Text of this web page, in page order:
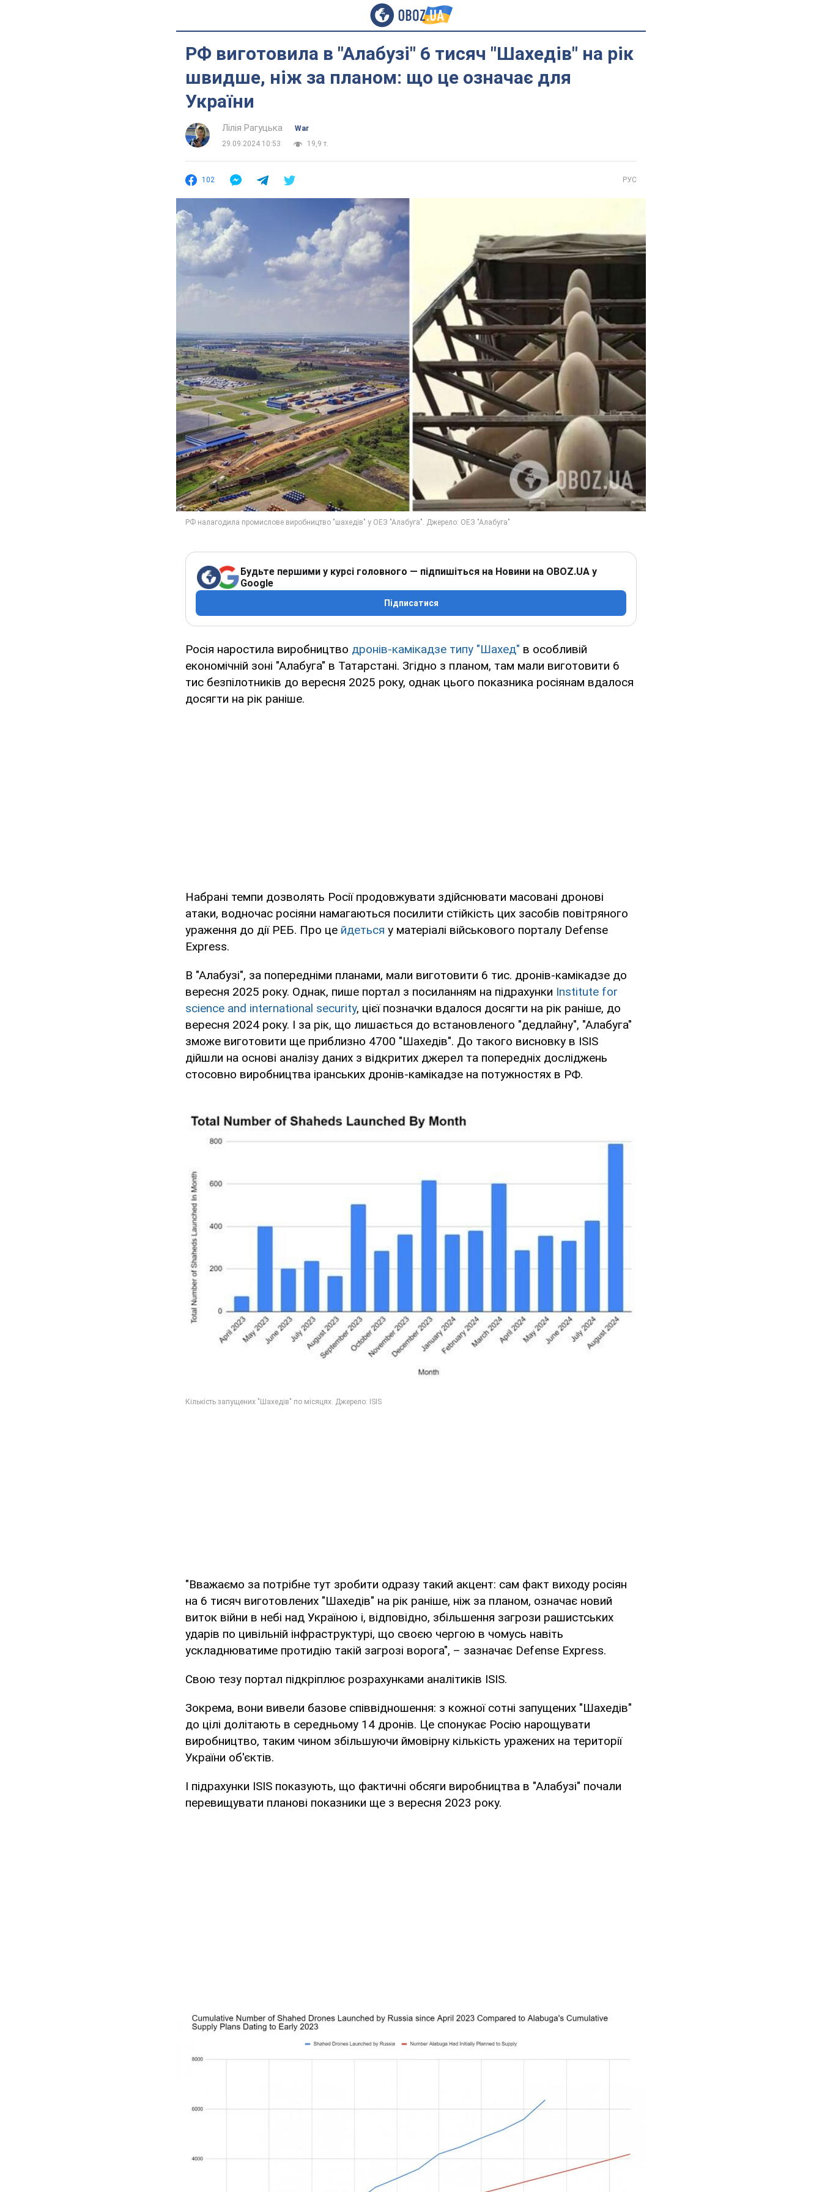
РФ виготовила в "Алабузі" 6 тисяч "Шахедів" на рік
швидше, ніж за планом: що це означає для
України
Лілія Рагуцька
War
29.09.2024 10:53
19,9 т.
102 РУС
Будьте першими у курсі головного — підпишіться на Новини на OBOZ.UA у
Google
Підписатися
Росія наростила виробництво дронів-камікадзе типу "Шахед" в особливій
економічній зоні "Алабуга" в Татарстані. Згідно з планом, там мали виготовити 6
тис безпілотників до вересня 2025 року, однак цього показника росіянам вдалося
досягти на рік раніше.
Набрані темпи дозволять Росії продовжувати здійснювати масовані дронові
атаки, водночас росіяни намагаються посилити стійкість цих засобів повітряного
ураження до дії РЕБ. Про це йдеться у матеріалі військового порталу Defense
Express.
В "Алабузі", за попередніми планами, мали виготовити 6 тис. дронів-камікадзе до
вересня 2025 року. Однак, пише портал з посиланням на підрахунки Institute for
science and international security, цієї позначки вдалося досягти на рік раніше, до
вересня 2024 року. І за рік, що лишається до встановленого "дедлайну", "Алабуга"
зможе виготовити ще приблизно 4700 "Шахедів". До такого висновку в ISIS
дійшли на основі аналізу даних з відкритих джерел та попередніх досліджень
стосовно виробництва іранських дронів-камікадзе на потужностях в РФ.
"Вважаємо за потрібне тут зробити одразу такий акцент: сам факт виходу росіян
на 6 тисяч виготовлених "Шахедів" на рік раніше, ніж за планом, означає новий
виток війни в небі над Україною і, відповідно, збільшення загрози рашистських
ударів по цивільній інфраструктурі, що своєю чергою в чомусь навіть
ускладнюватиме протидію такій загрозі ворога", – зазначає Defense Express.
Свою тезу портал підкріплює розрахунками аналітиків ISIS.
Зокрема, вони вивели базове співвідношення: з кожної сотні запущених "Шахедів"
до цілі долітають в середньому 14 дронів. Це спонукає Росію нарощувати
виробництво, таким чином збільшуючи ймовірну кількість уражених на території
України об'єктів.
І підрахунки ISIS показують, що фактичні обсяги виробництва в "Алабузі" почали
перевищувати планові показники ще з вересня 2023 року.